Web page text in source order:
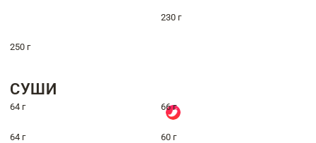
230 г
250 г
СУШИ
64 г 66 г
64 г 60 г